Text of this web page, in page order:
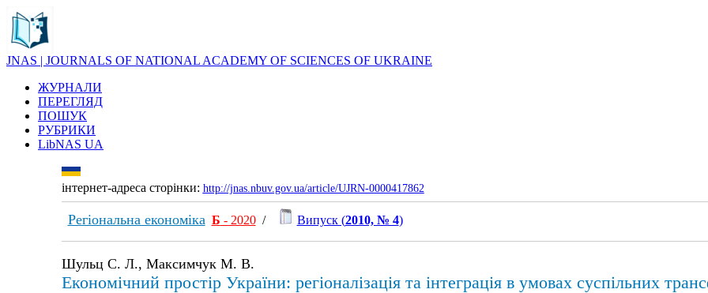
JNAS | JOURNALS OF NATIONAL ACADEMY OF SCIENCES OF UKRAINE
ЖУРНАЛИ
ПЕРЕГЛЯД
ПОШУК
РУБРИКИ
LibNAS UA
інтернет-адреса сторінки: http://jnas.nbuv.gov.ua/article/UJRN-0000417862
Регіональна економіка Б - 2020/ Випуск (2010, № 4)
Шульц С. Л., Максимчук М. В.
Економічний простір України: регіоналізація та інтеграція в умовах суспільних